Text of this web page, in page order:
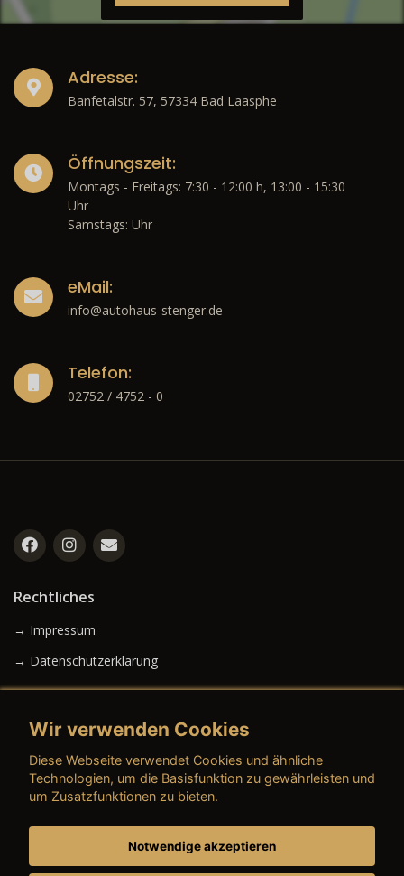
Adresse:
Banfetalstr. 57, 57334 Bad Laasphe
Öffnungszeit:
Montags - Freitags: 7:30 - 12:00 h, 13:00 - 15:30
Uhr
Samstags: Uhr
eMail:
info@autohaus-stenger.de
Telefon:
02752 / 4752 - 0
Rechtliches
→ Impressum
→ Datenschutzerklärung
→ AGB (Gebrauchtwagen)
Wir verwenden Cookies
Diese Webseite verwendet Cookies und ähnliche
Technologien, um die Basisfunktion zu gewährleisten und
um Zusatzfunktionen zu bieten.
Notwendige akzeptieren